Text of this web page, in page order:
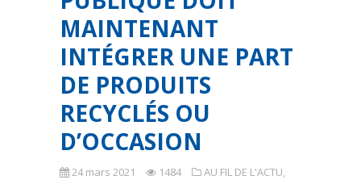
MAINTENANT
INTÉGRER UNE PART
DE PRODUITS
RECYCLÉS OU
D’OCCASION
24 mars 2021 1484 AU FIL DE L'ACTU,